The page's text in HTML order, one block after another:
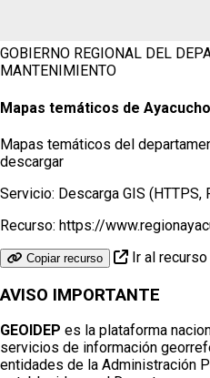
GOBIERNO REGIONAL DEL
MANTENIMIENTO
Mapas temáticos de Ayacucho
Mapas temáticos del
descargar
Servicio: Descarga GIS (HTTPS,
Recurso: https://
Copiar recurso Ir al recurso
AVISO IMPORTANTE
GEOIDEP es la plataforma
servicios de información
entidades de la Administración